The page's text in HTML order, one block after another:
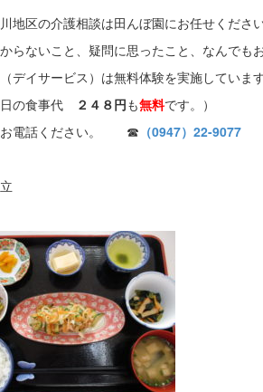
地区の介護相談は田んぼ園にお任せください
らないこと、疑問に思ったこと、なんでも
デイサービス）は無料体験を実施しています
日の食事代
２４８円も無料です。）
お電話ください。 ☎ （0947）22-9077